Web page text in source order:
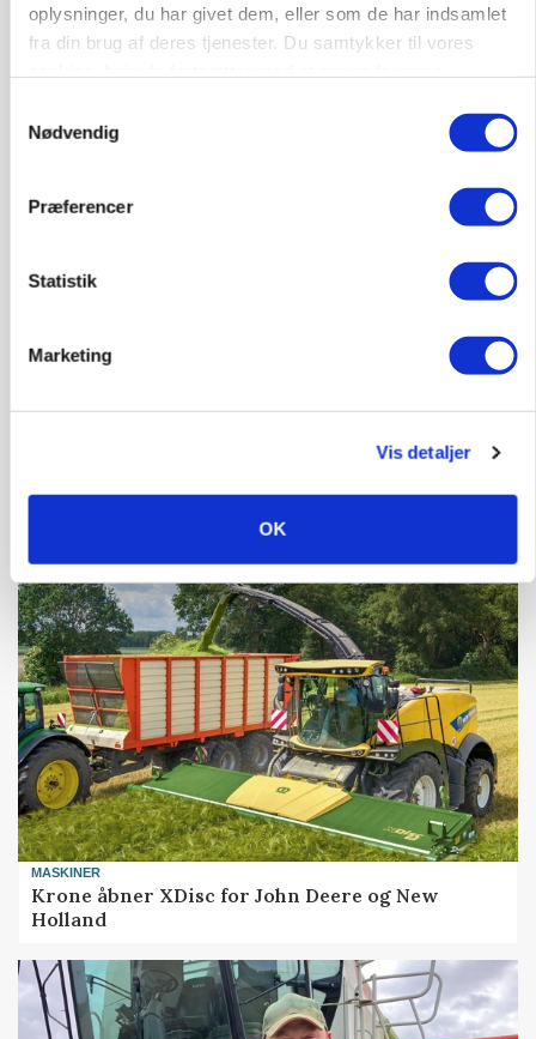
oplysninger, du har givet dem, eller som de har indsamlet
fra din brug af deres tjenester. Du samtykker til vores
Nødvendig
Præferencer
Statistik
Marketing
Vis detaljer
OK
Annonce
ARRANGEMENT
Grisenoteringen står stille
MASKINER
Krone åbner XDisc for John Deere og New
Holland